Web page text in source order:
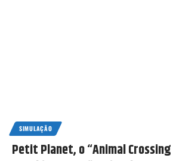
SIMULAÇÃO
Petit Planet, o “Animal